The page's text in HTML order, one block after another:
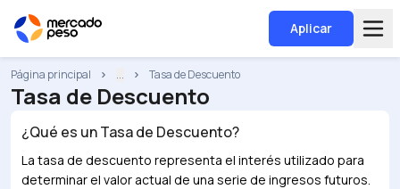
Aplicar
Página principal ... Tasa de Descuento
Tasa de Descuento
¿Qué es unTasa de Descuento?
La tasa de descuento representa el interés utilizado para
determinar el valor actual de una serie de ingresos futuros.